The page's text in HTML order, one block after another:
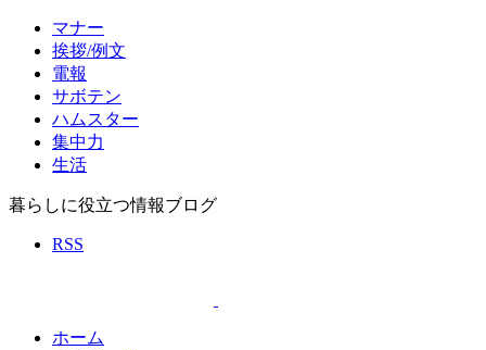
マナー
挨拶/例文
電報
サボテン
ハムスター
集中力
生活
暮らしに役立つ情報ブログ
RSS
ホーム